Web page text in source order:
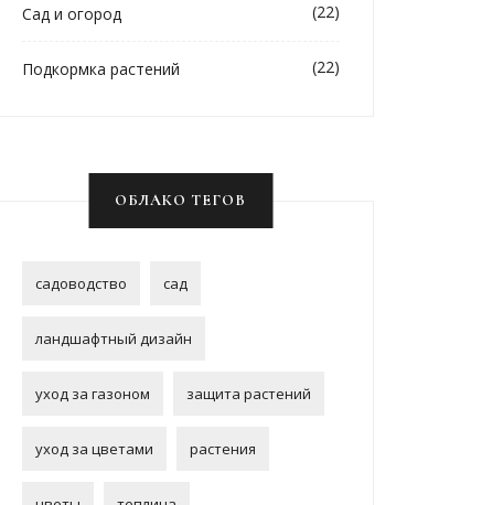
Сад и огород (22)
Подкормка растений (22)
ОБЛАКО ТЕГОВ
садоводство сад
ландшафтный дизайн
уход за газоном защита растений
уход за цветами растения